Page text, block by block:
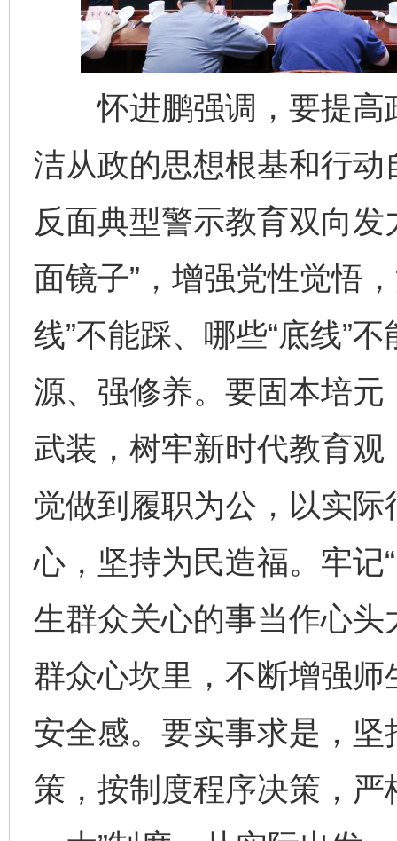
怀进鹏强调，要提高
洁从政的思想根基和行
反面典型警示教育双向
面镜子”，增强党性觉悟
线”不能踩、哪些“底线”
源、强修养。要固本培
武装，树牢新时代教育
觉做到履职为公，以实
心，坚持为民造福。牢记
生群众关心的事当作心
群众心坎里，不断增强
安全感。要实事求是，
策，按制度程序决策，严